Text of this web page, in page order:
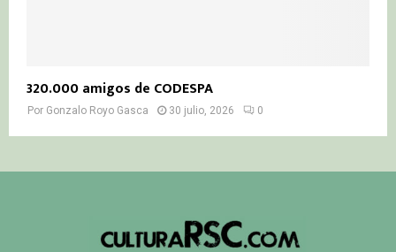
320.000 amigos de CODESPA
Por Gonzalo Royo Gasca 30 julio, 2026 0